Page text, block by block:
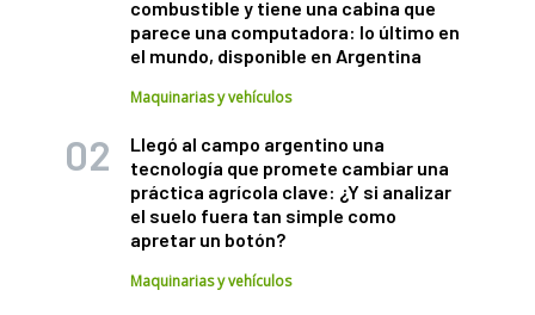
combustible y tiene una cabina que
parece una computadora: lo último en
el mundo, disponible en Argentina
Maquinarias y vehículos
Llegó al campo argentino una
tecnología que promete cambiar una
práctica agrícola clave: ¿Y si analizar
el suelo fuera tan simple como
apretar un botón?
Maquinarias y vehículos